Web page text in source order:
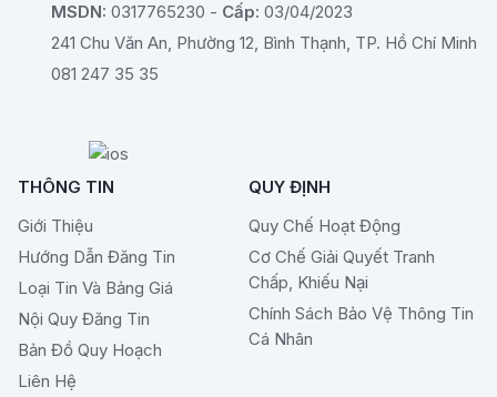
MSDN: 0317765230 - Cấp: 03/04/2023
241 Chu Văn An, Phường 12, Bình Thạnh, TP. Hồ Chí Minh
081 247 35 35
THÔNG TIN
Giới Thiệu
Hướng Dẫn Đăng Tin
Loại Tin Và Bảng Giá
Nội Quy Đăng Tin
Bản Đồ Quy Hoạch
Liên Hệ
QUY ĐỊNH
Quy Chế Hoạt Động
Cơ Chế Giải Quyết Tranh
Chấp, Khiếu Nại
Chính Sách Bảo Vệ Thông Tin
Cá Nhân